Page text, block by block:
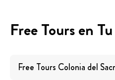
Free Tours en
Free Tours Colonia del